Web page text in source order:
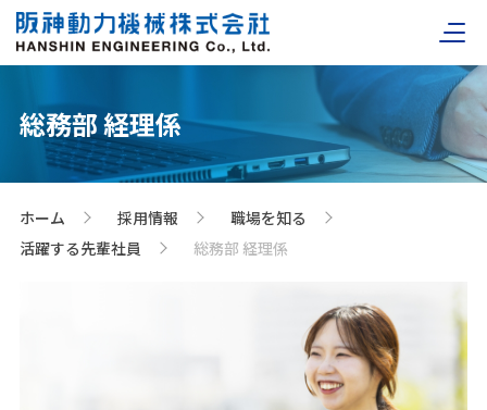
総務部 経理係
ホーム 採用情報 職場を知る
活躍する先輩社員
総務部 経理係